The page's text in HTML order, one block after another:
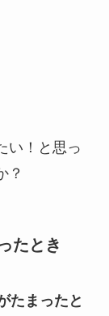
い！と思っ
？
たとき
たまったと